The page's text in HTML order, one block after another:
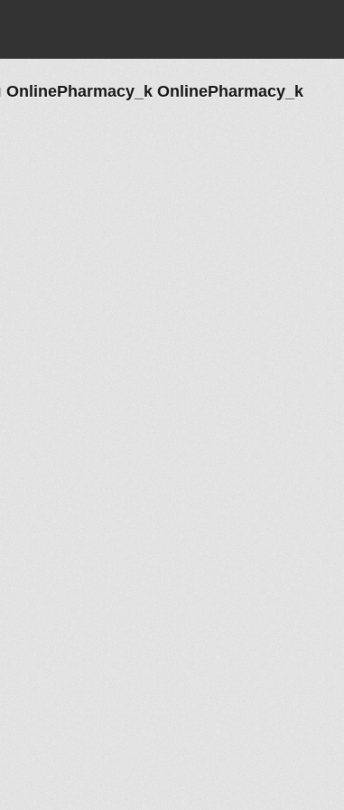
OnlinePharmacy_k